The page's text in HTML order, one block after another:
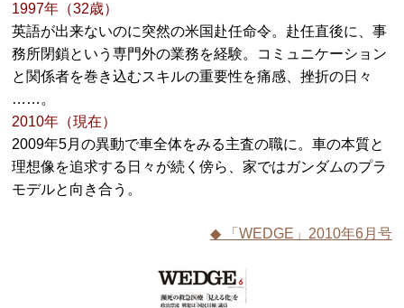
1997年（32歳）
英語が出来ないのに突然の米国赴任命令。赴任直後に、事
務所閉鎖という専門外の業務を経験。コミュニケーション
と関係者を巻き込むスキルの重要性を痛感、挫折の日々
……。
2010年（現在）
2009年5月の異動で車全体をみる主査の職に。車の本質と
理想像を追求する日々が続く傍ら、家ではガンダムのプラ
モデルと向き合う。
◆ 「WEDGE」2010年6月号